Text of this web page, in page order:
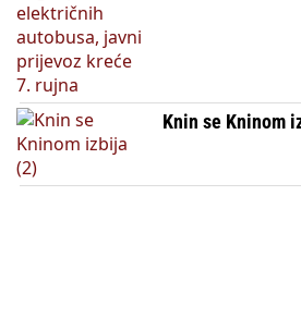
Knin se Kninom